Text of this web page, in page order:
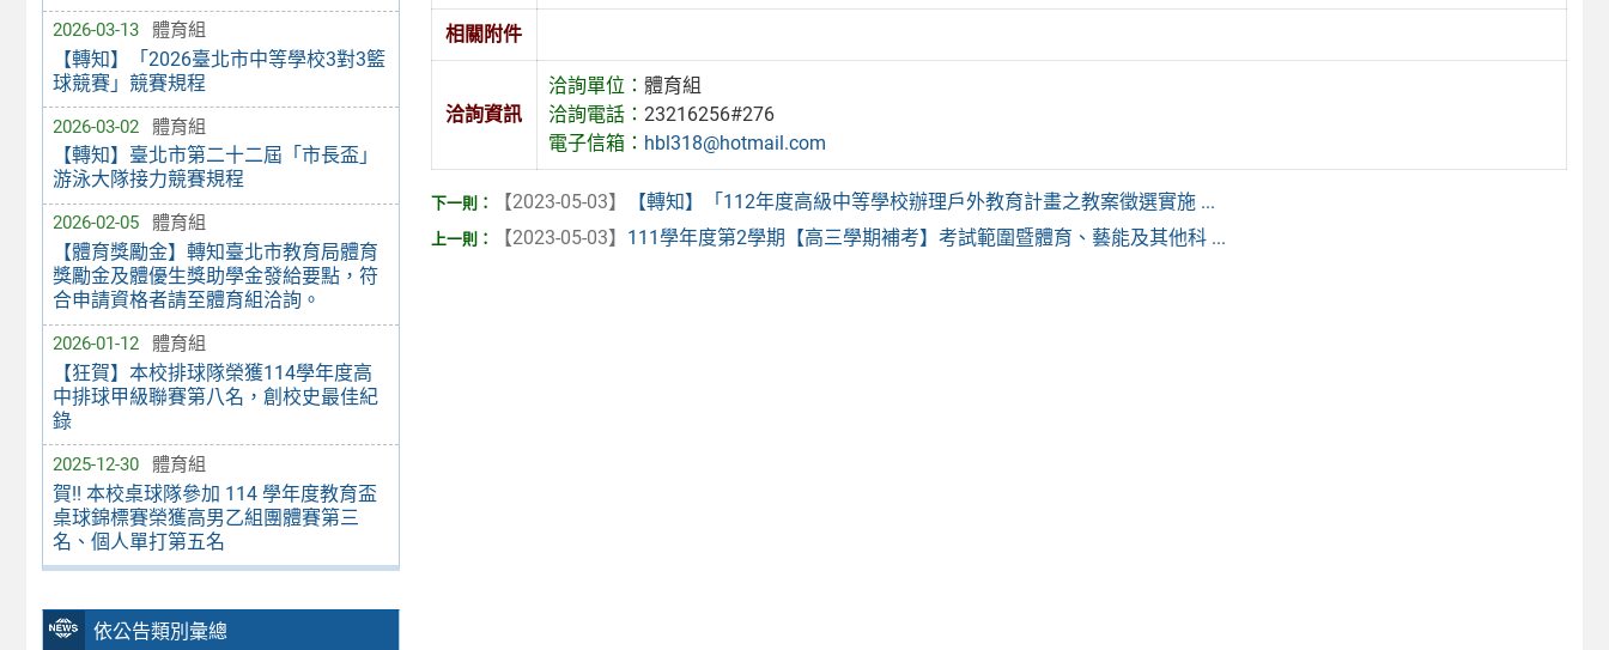
2026-03-13 體育組
【轉知】「2026臺北市中等學校3對3籃
球競賽」競賽規程
2026-03-02 體育組
【轉知】臺北市第二十二屆「市長盃」
游泳大隊接力競賽規程
2026-02-05 體育組
【體育獎勵金】轉知臺北市教育局體育
獎勵金及體優生獎助學金發給要點，符
合申請資格者請至體育組洽詢。
2026-01-12 體育組
【狂賀】本校排球隊榮獲114學年度高
中排球甲級聯賽第八名，創校史最佳紀
錄
2025-12-30 體育組
賀!! 本校桌球隊參加 114 學年度教育盃
桌球錦標賽榮獲高男乙組團體賽第三
名、個人單打第五名
依公告類別彙總
相關附件
洽詢資訊
洽詢單位：體育組
洽詢電話：23216256#276
電子信箱： hbl318@hotmail.com
【2023-05-03】
【轉知】「112年度高級中等學校辦理戶外教育計畫之教案徵選實施 ...
【2023-05-03】 111學年度第2學期【高三學期補考】考試範圍暨體育、藝能及其他科 ...